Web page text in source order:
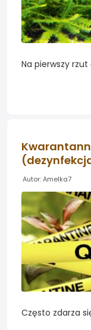
Na pierwszy
stanowią
Autor: Amelka7
Często zdarza